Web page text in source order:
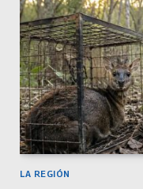
LA REGIÓN